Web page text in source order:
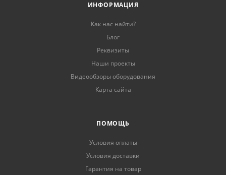
ИНФОРМАЦИЯ
Как нас найти?
Блог
Реквизиты
Наши проекты
Видеообзоры оборудования
Карта сайта
ПОМОЩЬ
Условия оплаты
Условия доставки
Гарантия на товар